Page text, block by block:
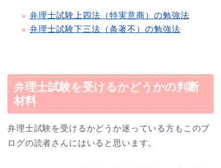
弁理士試験上四法（特実意商）の勉強法
弁理士試験下三法（条著不）の勉強法
弁理士試験を受けるかどうかの判断
材料
弁理士試験を受けるかどうか迷っている方もこのブ
ログの読者さんにはいると思います。